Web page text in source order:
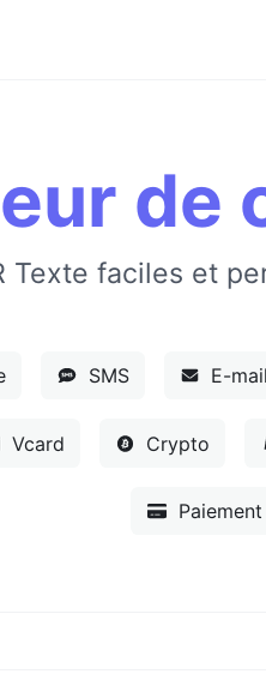
de
Texte faciles et
SMS E-mail
Vcard Crypto
Paiement